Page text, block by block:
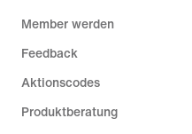
Member werden
Feedback
Aktionscodes
Produktberatung